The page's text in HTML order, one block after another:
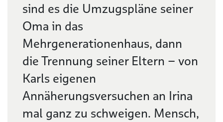
sind es die Umzugspläne seiner
Oma in das
Mehrgenerationenhaus, dann
die Trennung seiner Eltern – von
Karls eigenen
Annäherungsversuchen an Irina
mal ganz zu schweigen. Mensch,